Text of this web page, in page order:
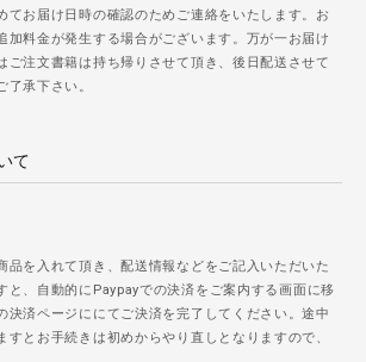
てお届け日時の確認のためご連絡をいたします。お
加料金が発生する場合がございます。万が一お届け
ご注文書籍は持ち帰りさせて頂き、後日配送させて
了承下さい。
て
品を入れて頂き、配送情報などをご記入いただいた
と、自動的にPaypayでの決済をご案内する画面に移
決済ページににてご決済を完了してください。途中
すとお手続きは初めからやり直しとなりますので、